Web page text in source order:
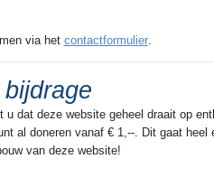
via het contactformulier.
dat deze website geheel draait op
al doneren vanaf € 1,--. Dit gaat heel
van deze website!